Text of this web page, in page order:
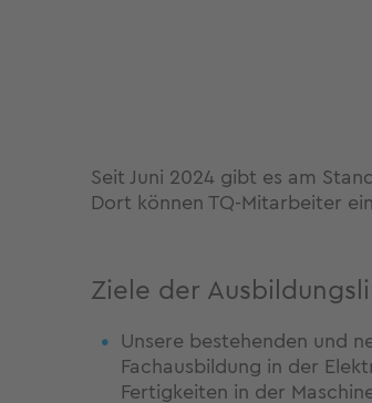
Seit Juni 2024 gibt es am
Dort können TQ-Mitarbeiter
Ziele der
Unsere bestehenden und
Fachausbildung in der
Fertigkeiten in der